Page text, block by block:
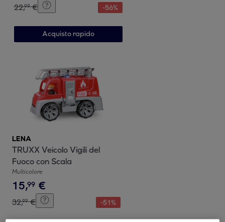
22,99 € -56%
Acquisto rapido
LENA
TRUXX Veicolo Vigili del
Fuoco con Scala
Multicolore
15,99 €
32,99 € -51%